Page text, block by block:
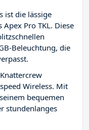
ist die lässige
Apex Pro TKL. Diese
Beleuchtung, die
Wireless. Mit
bequemen
stundenlanges